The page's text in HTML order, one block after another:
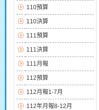
110預算
110決算
111預算
111決算
111月報
112預算
112月報1-7月
112年月報8-12月